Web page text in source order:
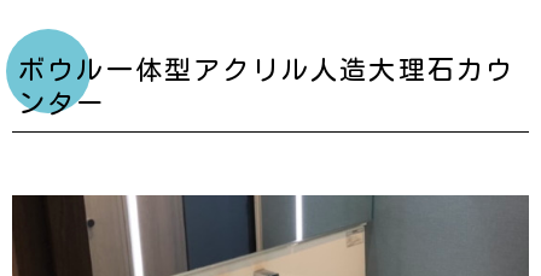
ボウル一体型アクリル人造大理石カウ
ンター